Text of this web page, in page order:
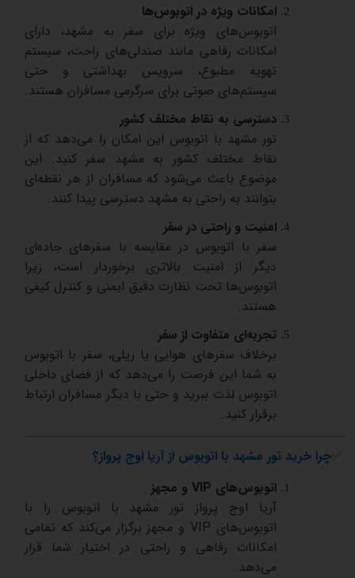
امکانات ویژه در اتوبوس‌ها
اتوبوس‌های
ویژه برای سفر به مشهد، دارای
امکانات رفاهی مانند صندلی‌های راحت، سیستم
تهویه
مطبوع، سرویس بهداشتی و
حتی
سیستم‌های صوتی برای سرگرمی مسافران هستند.
دسترسی به نقاط مختلف کشور
تور مشهد با اتوبوس این امکان را می‌دهد که از
نقاط مختلف کشور به مشهد سفر کنید. این
موضوع باعث می‌شود که مسافران از هر نقطه‌ای
بتوانند به راحتی به مشهد دسترسی پیدا کنند.
امنیت و راحتی در سفر
سفر با اتوبوس در مقایسه با سفرهای جاده‌ای
دیگر
از امنیت بالاتری برخوردار است،
زیرا
اتوبوس‌ها تحت نظارت دقیق ایمنی و کنترل کیفی
هستند.
تجربه‌ای متفاوت از سفر
برخلاف سفرهای هوایی یا ریلی، سفر با اتوبوس
به شما این فرصت را می‌دهد که از فضای داخلی
اتوبوس لذت ببرید و حتی با دیگر مسافران ارتباط
برقرار کنید.
چرا خرید تور مشهد با اتوبوس از آریا اوج پرواز؟
اتوبوس‌های VIP و مجهز
آریا
اوج پرواز تور مشهد با اتوبوس را
با
اتوبوس‌های VIP و مجهز برگزار می‌کند که تمامی
امکانات رفاهی و راحتی در اختیار شما قرار
می‌دهد.